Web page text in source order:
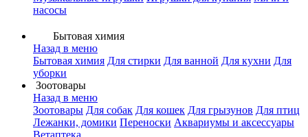
насосы
Бытовая химия
Назад в меню
Бытовая химия Для стирки Для ванной Для кухни Для
уборки
Зоотовары
Назад в меню
Зоотовары Для собак Для кошек Для грызунов Для птиц
Лежанки, домики Переноски Аквариумы и аксессуары
Ветаптека